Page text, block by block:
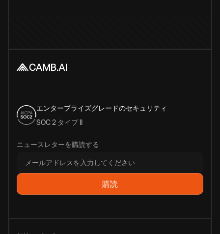
エンタープライズグレードのセキュリティ
SOC 2 タイプ II
ニュースレターを購読する